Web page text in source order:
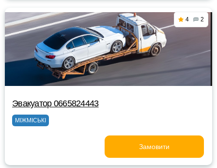
4 2
Эвакуатор 0665824443
МІЖМІСЬКІ
Замовити